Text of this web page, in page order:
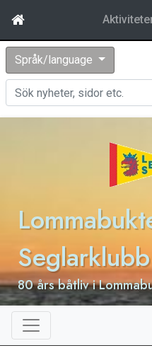
Språk/language
Seglarklubb
80 års båtliv i